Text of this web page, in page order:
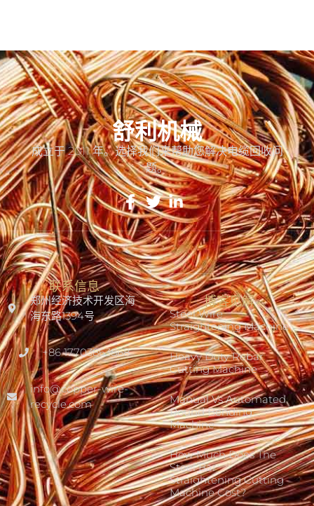
舒利机械
成立于 2011 年。选择我们来帮助您解决电缆回收问
题。
联系信息
郑州经济技术开发区海
海东路1394号
+86 17703863868
info@copper-wire-
recycle.com
博客见解
Steel Wire
Straightening Machine
Heavy Duty Rebar
Cutting Machine
Manual Vs Automated
Round Bending
Machine
How Much Does The
Steel Bar
Straightening Cutting
Machine Cost?